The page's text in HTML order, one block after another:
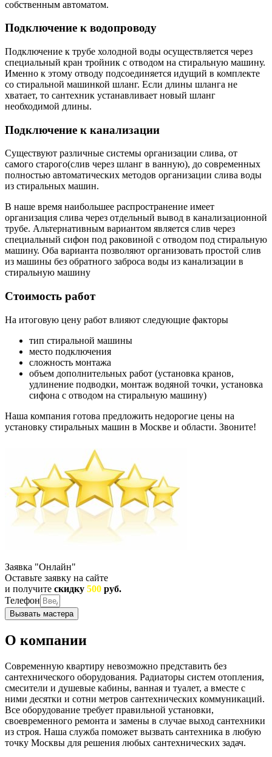
собственным автоматом.
Подключение к водопроводу
Подключение к трубе холодной воды осуществляется через
специальный кран тройник с отводом на стиральную машину.
Именно к этому отводу подсоединяется идущий в комплекте
со стиральной машинкой шланг. Если длины шланга не
хватает, то сантехник устанавливает новый шланг
необходимой длины.
Подключение к канализации
Существуют различные системы организации слива, от
самого старого(слив через шланг в ванную), до современных
полностью автоматических методов организации слива воды
из стиральных машин.
В наше время наибольшее распространение имеет
организация слива через отдельный вывод в канализационной
трубе. Альтернативным вариантом является слив через
специальный сифон под раковиной с отводом под стиральную
машину. Оба варианта позволяют организовать простой слив
из машины без обратного заброса воды из канализации в
стиральную машину
Стоимость работ
На итоговую цену работ влияют следующие факторы
тип стиральной машины
место подключения
сложность монтажа
объем дополнительных работ (установка кранов,
удлинение подводки, монтаж водяной точки, установка
сифона с отводом на стиральную машину)
Наша компания готова предложить недорогие цены на
установку стиральных машин в Москве и области. Звоните!
Заявка "Онлайн"
Оставьте заявку на сайте
и получите скидку 500 руб.
Телефон
Вызвать мастера
О компании
Современную квартиру невозможно представить без
сантехнического оборудования. Радиаторы систем отопления,
смесители и душевые кабины, ванная и туалет, а вместе с
ними десятки и сотни метров сантехнических коммуникаций.
Все оборудование требует правильной установки,
своевременного ремонта и замены в случае выход сантехники
из строя. Наша служба поможет вызвать сантехника в любую
точку Москвы для решения любых сантехнических задач.